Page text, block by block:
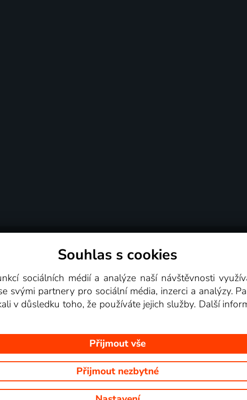
Videotéka
Na tomto webu jsou zobrazovány obrázky z pořadů TV stanic, které můžete
Souhlas s cookies
sociálních médií a analýze naší návštěvnosti
svými partnery pro sociální média, inzerci a analýzy.
v důsledku toho, že používáte jejich služby. Další
Přijmout vše
Přijmout nezbytné